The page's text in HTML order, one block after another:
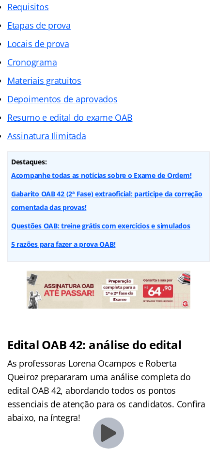
Requisitos
Etapas de prova
Locais de prova
Cronograma
Materiais gratuitos
Depoimentos de aprovados
Resumo e edital do exame OAB
Assinatura Ilimitada
Destaques:
Acompanhe todas as notícias sobre o Exame de Ordem!
Gabarito OAB 42 (2ª Fase) extraoficial: participe da correção
comentada das provas!
Questões OAB: treine grátis com exercícios e simulados
5 razões para fazer a prova OAB!
Edital OAB 42: análise do edital
As professoras Lorena Ocampos e Roberta
Queiroz prepararam uma análise completa do
edital OAB 42, abordando todos os pontos
essenciais de atenção para os candidatos. Confira
abaixo, na íntegra!